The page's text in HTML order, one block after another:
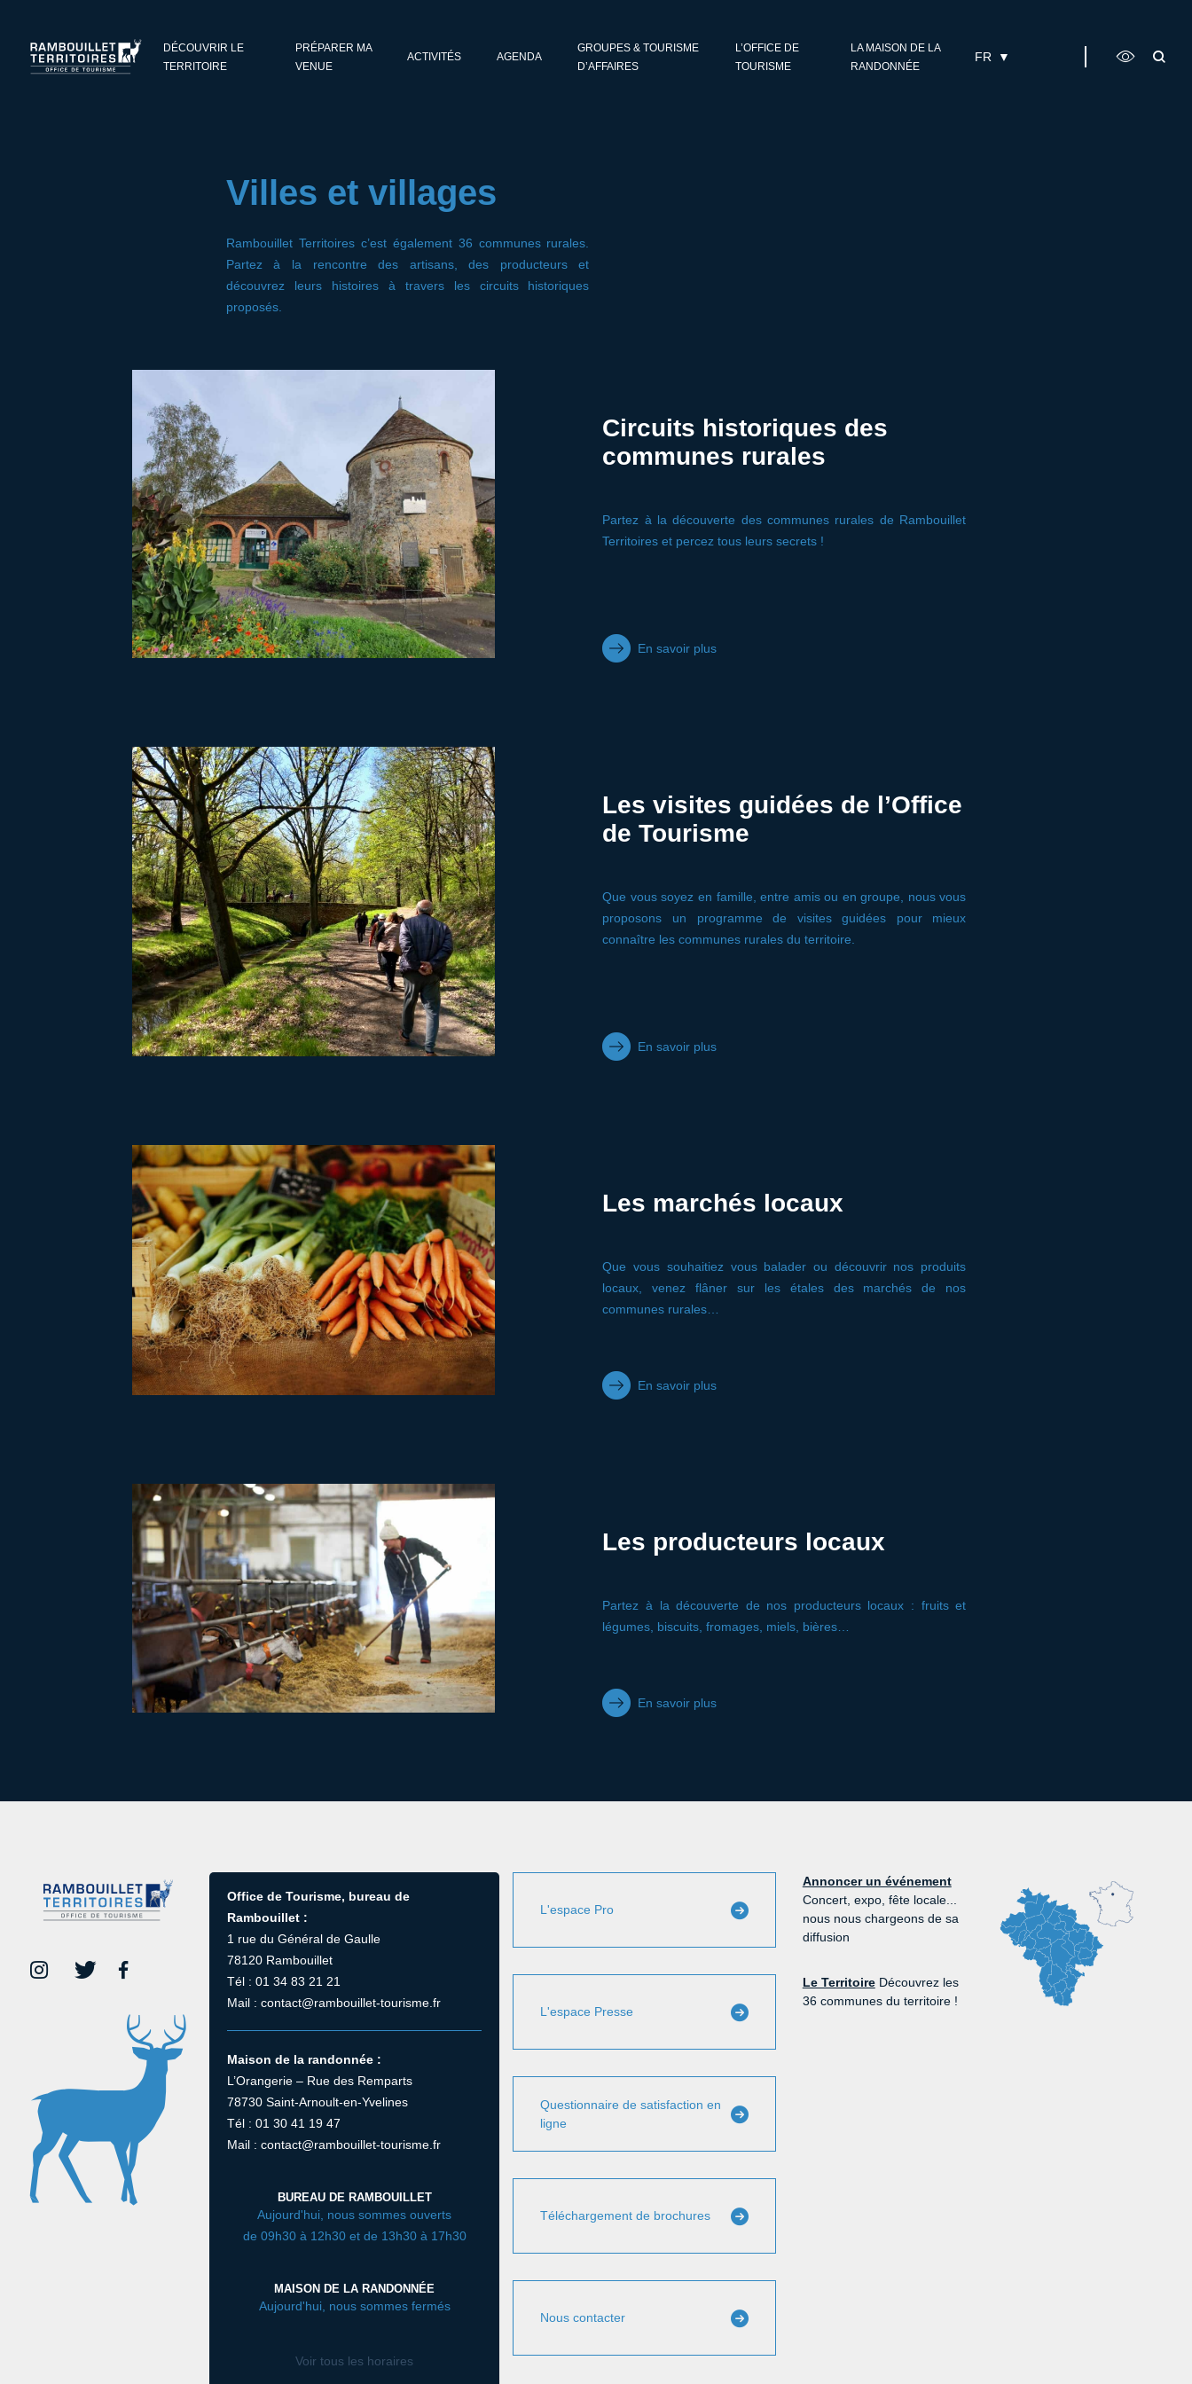
DÉCOUVRIR LE
TERRITOIRE
PRÉPARER MA
VENUE
ACTIVITÉS AGENDA
GROUPES & TOURISME
D’AFFAIRES
L’OFFICE DE
TOURISME
LA MAISON DE LA
RANDONNÉE
FR
Villes et villages
Rambouillet Territoires c’est également 36 communes rurales.
Partez à la rencontre des artisans, des producteurs et
découvrez leurs histoires à travers les circuits historiques
proposés.
Circuits historiques des
communes rurales
Partez à la découverte des communes rurales de Rambouillet
Territoires et percez tous leurs secrets !
En savoir plus
Les visites guidées de l’Office
de Tourisme
Que vous soyez en famille, entre amis ou en groupe, nous vous
proposons un programme de visites guidées pour mieux
connaître les communes rurales du territoire.
En savoir plus
Les marchés locaux
Que vous souhaitiez vous balader ou découvrir nos produits
locaux, venez flâner sur les étales des marchés de nos
communes rurales…
En savoir plus
Les producteurs locaux
Partez à la découverte de nos producteurs locaux : fruits et
légumes, biscuits, fromages, miels, bières…
En savoir plus
Office de Tourisme, bureau de
Rambouillet :
1 rue du Général de Gaulle
78120 Rambouillet
Tél : 01 34 83 21 21
Mail : contact@rambouillet-tourisme.fr
Maison de la randonnée :
L’Orangerie – Rue des Remparts
78730 Saint-Arnoult-en-Yvelines
Tél : 01 30 41 19 47
Mail : contact@rambouillet-tourisme.fr
BUREAU DE RAMBOUILLET
Aujourd'hui, nous sommes ouverts
de 09h30 à 12h30 et de 13h30 à 17h30
MAISON DE LA RANDONNÉE
Aujourd'hui, nous sommes fermés
Voir tous les horaires
L'espace Pro
L'espace Presse
Questionnaire de satisfaction en
ligne
Téléchargement de brochures
Nous contacter
Annoncer un événement
Concert, expo, fête locale...
nous nous chargeons de sa
diffusion
Le TerritoireDécouvrez les
36 communes du territoire !